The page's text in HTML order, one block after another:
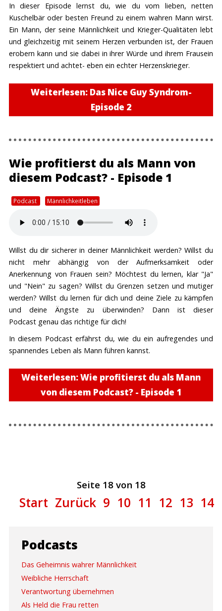
In dieser Episode lernst du, wie du vom lieben, netten
Kuschelbär oder besten Freund zu einem wahren Mann wirst.
Ein Mann, der seine Männlichkeit und Krieger-Qualitäten lebt
und gleichzeitig mit seinem Herzen verbunden ist, der Frauen
erobern kann und sie dabei in ihrer Würde und ihrem Frausein
respektiert und achtet- eben ein echter Herzenskrieger.
Weiterlesen: Das Nice Guy Syndrom-
Episode 2
Wie profitierst du als Mann von
diesem Podcast? - Episode 1
Podcast Männlichkeitleben
Willst du dir sicherer in deiner Männlichkeit werden? Willst du
nicht mehr abhängig von der Aufmerksamkeit oder
Anerkennung von Frauen sein? Möchtest du lernen, klar "Ja"
und "Nein" zu sagen? Willst du Grenzen setzen und mutiger
werden? Willst du lernen für dich und deine Ziele zu kämpfen
und deine Ängste zu überwinden? Dann ist dieser
Podcast genau das richtige für dich!
In diesem Podcast erfährst du, wie du ein aufregendes und
spannendes Leben als Mann führen kannst.
Weiterlesen: Wie profitierst du als Mann
von diesem Podcast? - Episode 1
Seite 18 von 18
Start Zurück 9 10 11 12 13 14
Podcasts
Das Geheimnis wahrer Männlichkeit
Weibliche Herrschaft
Verantwortung übernehmen
Als Held die Frau retten